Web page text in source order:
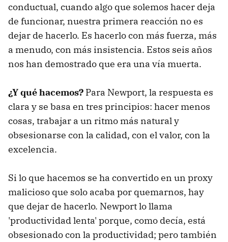
conductual, cuando algo que solemos hacer deja
de funcionar, nuestra primera reacción no es
dejar de hacerlo. Es hacerlo con más fuerza, más
a menudo, con más insistencia. Estos seis años
nos han demostrado que era una vía muerta.
¿Y qué hacemos? Para Newport, la respuesta es
clara y se basa en tres principios: hacer menos
cosas, trabajar a un ritmo más natural y
obsesionarse con la calidad, con el valor, con la
excelencia.
Si lo que hacemos se ha convertido en un proxy
malicioso que solo acaba por quemarnos, hay
que dejar de hacerlo. Newport lo llama
'productividad lenta' porque, como decía, está
obsesionado con la productividad; pero también